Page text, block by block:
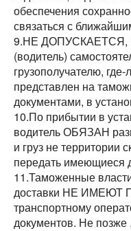
обеспечения
связаться с
9.НЕ ДОПУСКАЕТСЯ,
(водитель)
грузополучателю, где-
представлен на
документами, в
10.По прибытии в
водитель ОБЯЗАН
и груз не территории
передать имеющиеся
11.Таможенные
доставки НЕ ИМЕЮТ
транспортному
документов. Не позже